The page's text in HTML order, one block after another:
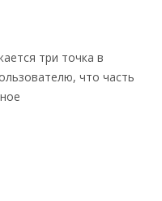
три точка в
что часть